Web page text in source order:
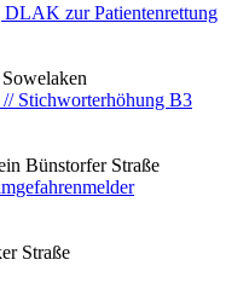
zur Patientenrettung
Stichworterhöhung B3
Bünstorfer Straße
Straße